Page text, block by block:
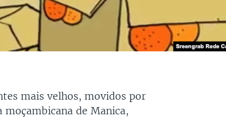
mais velhos, movidos por
de Manica,